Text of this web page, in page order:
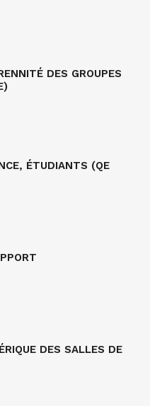
DES GROUPES
ÉTUDIANTS (QE
DES SALLES DE